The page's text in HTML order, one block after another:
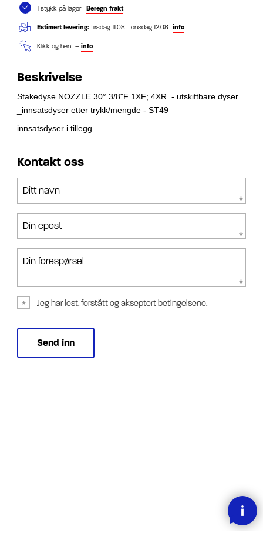
1 stykk på lager Beregn frakt
Estimert levering: tirsdag 11.08 - onsdag 12.08 info
Klikk og hent – info
Beskrivelse
Stakedyse NOZZLE 30° 3/8"F 1XF; 4XR - utskiftbare dyser
_innsatsdyser etter trykk/mengde - ST49
innsatsdyser i tillegg
Kontakt oss
Ditt navn
Din epost
Din forespørsel
Jeg har lest, forstått og akseptert betingelsene.